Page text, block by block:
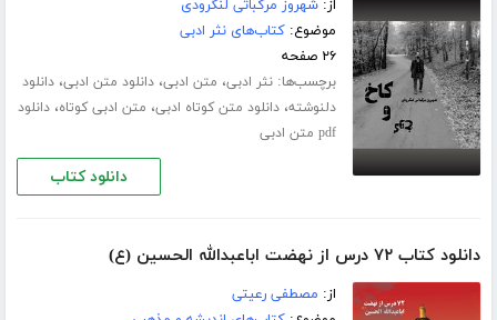
از:شهروز مرکباتی لنگرودی
موضوع:کتاب‌های نثر ادبی
۲۶ صفحه
برچسب‌ها:نثر ادبی، متن ادبی،دانلود متن ادبی،دانلود
دلنوشته،دانلود متن کوتاه ادبی، متن ادبی کوتاه،دانلود
pdf متن ادبی
دانلود کتاب
دانلود کتاب ۷۲ درس از نهضت اباعبدالله الحسین (ع)
از: مصطفی رعیتی